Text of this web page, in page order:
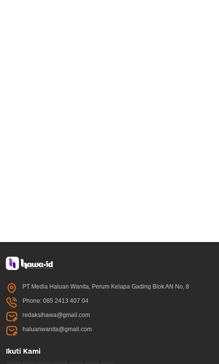
PT Media Haluan Wanita, Perum Kelapa Gading Blok AN No, 8
Phone: 085 2413 407 04
redaksihawa@gmail.com
haluanwanita@gmail.com
Ikuti Kami